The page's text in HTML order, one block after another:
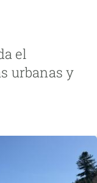
el
urbanas y